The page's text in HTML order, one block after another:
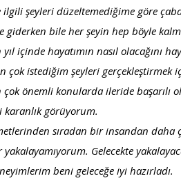
şeyleri düzeltemediğime göre
giderken bile her şeyin hep böyle
yıl içinde hayatımın nasıl olacağını
çok istediğim şeyleri gerçekleştirmek
önemli konularda ileride başarılı
karanlık görüyorum.
sıradan bir insandan daha
yakalayamıyorum. Gelecekte
beni geleceğe iyi hazırladı.